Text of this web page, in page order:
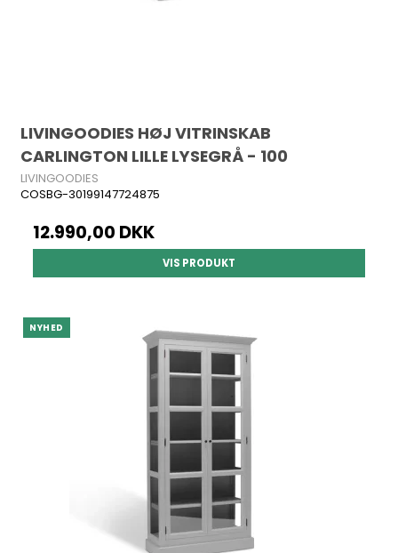
LIVINGOODIES HØJ VITRINSKAB
CARLINGTON LILLE LYSEGRÅ - 100
LIVINGOODIES
COSBG-30199147724875
12.990,00 DKK
VIS PRODUKT
NYHED